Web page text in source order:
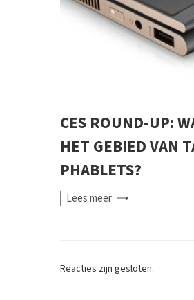
CES ROUND-UP:
HET GEBIED VAN
PHABLETS?
Leesmeer
Reacties zijn gesloten.